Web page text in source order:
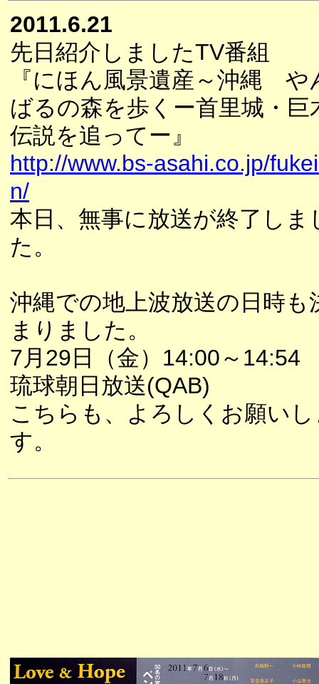
2011.6.21
先日紹介しましたTV番組
『にほん風景遺産～沖縄 や
ばるの森を歩くー首里城・巨
伝説を追ってー』
http://www.bs-asahi.co.jp/
n/
本日、無事に放送が終了しま
た。
沖縄での地上波放送の日時も
まりました。
7月29日（金）14:00～14:54
琉球朝日放送(QAB)
こちらも、よろしくお願い
す。